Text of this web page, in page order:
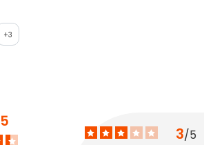
+3
5
3/5